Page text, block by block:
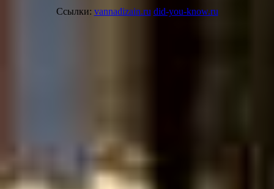
Ссылки: vannadizain.ru did-you-know.ru